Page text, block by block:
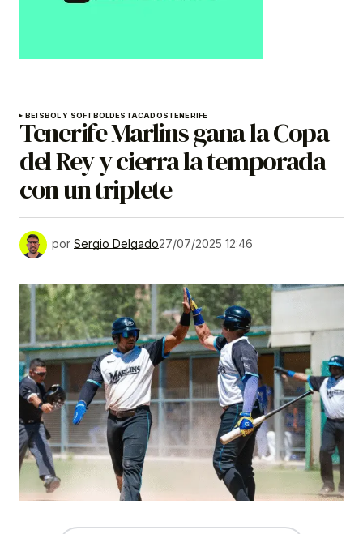
BEISBOL Y SOFTBOLDESTACADOSTENERIFE
Tenerife Marlins gana la Copa
del Rey y cierra la temporada
con un triplete
por Sergio Delgado27/07/2025 12:46